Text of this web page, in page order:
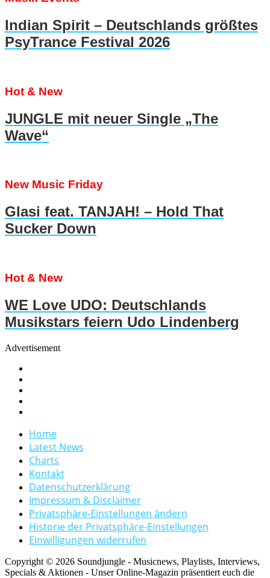
Indian Spirit – Deutschlands größtes
PsyTrance Festival 2026
Hot & New
JUNGLE mit neuer Single „The
Wave“
New Music Friday
Glasi feat. TANJAH! – Hold That
Sucker Down
Hot & New
WE Love UDO: Deutschlands
Musikstars feiern Udo Lindenberg
Advertisement
Home
Latest News
Charts
Kontakt
Datenschutzerklärung
Impressum & Disclaimer
Privatsphäre-Einstellungen ändern
Historie der Privatsphäre-Einstellungen
Einwilligungen widerrufen
Copyright © 2026 Soundjungle - Musicnews, Playlists, Interviews,
Specials & Aktionen - Unser Online-Magazin präsentiert euch die